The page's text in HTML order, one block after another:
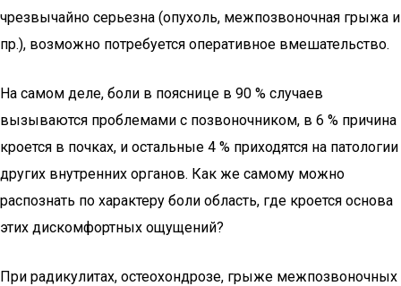
чрезвычайно серьезна (опухоль, межпозвоночная грыжа и
пр.), возможно потребуется оперативное вмешательство.
На самом деле, боли в пояснице в 90 % случаев
вызываются проблемами с позвоночником, в 6 % причина
кроется в почках, и остальные 4 % приходятся на патологии
других внутренних органов. Как же самому можно
распознать по характеру боли область, где кроется основа
этих дискомфортных ощущений?
При радикулитах, остеохондрозе, грыже межпозвоночных